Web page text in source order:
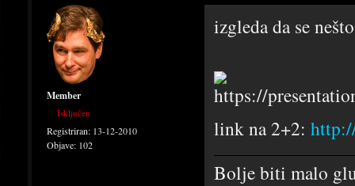
Member
Isključen
Registriran: 13-12-2010
Objave: 102
izgleda da se
link na 2+2:
Bolje biti malo